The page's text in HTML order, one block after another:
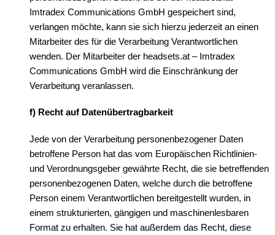
Imtradex Communications GmbH gespeichert sind,
verlangen möchte, kann sie sich hierzu jederzeit an einen
Mitarbeiter des für die Verarbeitung Verantwortlichen
wenden. Der Mitarbeiter der headsets.at – Imtradex
Communications GmbH wird die Einschränkung der
Verarbeitung veranlassen.
f) Recht auf Datenübertragbarkeit
Jede von der Verarbeitung personenbezogener Daten
betroffene Person hat das vom Europäischen Richtlinien-
und Verordnungsgeber gewährte Recht, die sie betreffenden
personenbezogenen Daten, welche durch die betroffene
Person einem Verantwortlichen bereitgestellt wurden, in
einem strukturierten, gängigen und maschinenlesbaren
Format zu erhalten. Sie hat außerdem das Recht, diese